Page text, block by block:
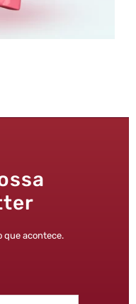
que acontece.